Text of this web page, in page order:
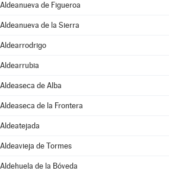
Aldeanueva de Figueroa
Aldeanueva de la Sierra
Aldearrodrigo
Aldearrubia
Aldeaseca de Alba
Aldeaseca de la Frontera
Aldeatejada
Aldeavieja de Tormes
Aldehuela de la Bóveda